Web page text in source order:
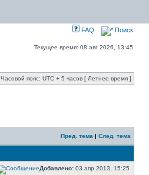
FAQ Поиск
Текущее время: 08 авг 2026, 13:45
Часовой пояс: UTC + 5 часов [ Летнее время ]
Пред. тема | След. тема
Добавлено: 03 апр 2013, 15:25